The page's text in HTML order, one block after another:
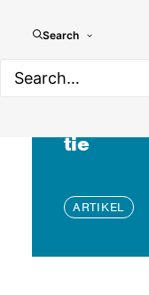
Search
tie
ARTIKEL